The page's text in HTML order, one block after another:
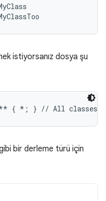
istiyorsanız dosya şu
bir derleme türü için